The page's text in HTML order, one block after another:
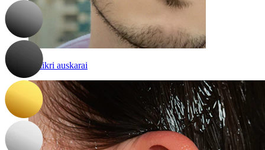
Netikri auskarai